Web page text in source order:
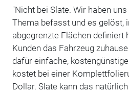
"Nicht bei Slate. Wir haben
Thema befasst und es gelöst,
abgegrenzte Flächen definiert
Kunden das Fahrzeug
dafür einfache,
kostet bei einer
Dollar. Slate kann das